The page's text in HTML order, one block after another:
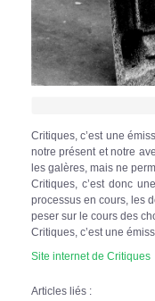
Critiques, c’est une
notre présent et notre
les galères, mais ne
Critiques, c’est donc
processus en cours, les
peser sur le cours des
Critiques, c’est une
Site internet de Critiques
Articles liés :